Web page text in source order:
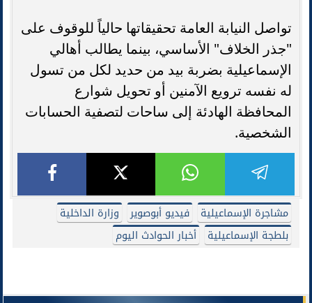
تواصل النيابة العامة تحقيقاتها حالياً للوقوف على
"جذر الخلاف" الأساسي، بينما يطالب أهالي
الإسماعيلية بضربة بيد من حديد لكل من تسول
له نفسه ترويع الآمنين أو تحويل شوارع
المحافظة الهادئة إلى ساحات لتصفية الحسابات
الشخصية.
مشاجرة الإسماعيلية فيديو أبوصوير
وزارة الداخلية
بلطجة الإسماعيلية
أخبار الحوادث اليوم